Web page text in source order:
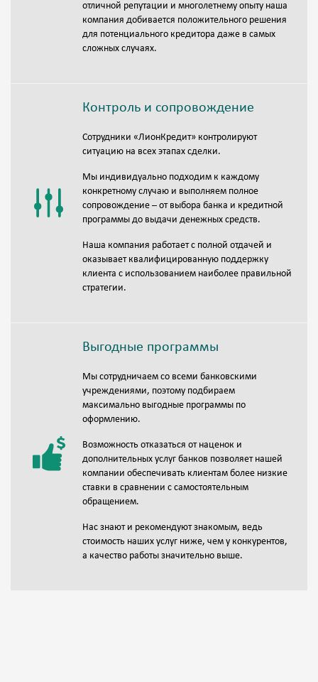
отличной репутации и многолетнему опыту наша
компания добивается положительного решения
для потенциального кредитора даже в самых
сложных случаях.
Контроль и сопровождение
Сотрудники «ЛионКредит» контролируют
ситуацию на всех этапах сделки.
Мы индивидуально подходим к каждому
конкретному случаю и выполняем полное
сопровождение – от выбора банка и кредитной
программы до выдачи денежных средств.
Наша компания работает с полной отдачей и
оказывает квалифицированную поддержку
клиента с использованием наиболее правильной
стратегии.
Выгодные программы
Мы сотрудничаем со всеми банковскими
учреждениями, поэтому подбираем
максимально выгодные программы по
оформлению.
Возможность отказаться от наценок и
дополнительных услуг банков позволяет нашей
компании обеспечивать клиентам более низкие
ставки в сравнении с самостоятельным
обращением.
Нас знают и рекомендуют знакомым, ведь
стоимость наших услуг ниже, чем у конкурентов,
а качество работы значительно выше.